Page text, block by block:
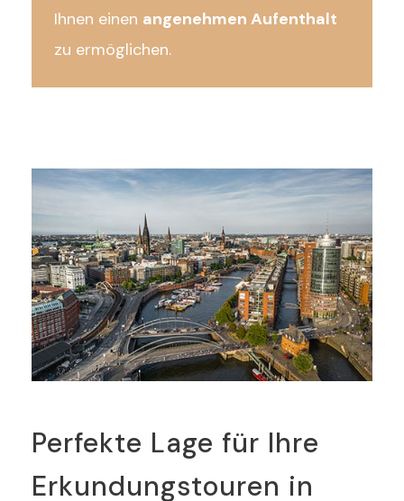
Ihnen einen angenehmen Aufenthalt
zu ermöglichen.
Perfekte Lage für Ihre
Erkundungstouren in